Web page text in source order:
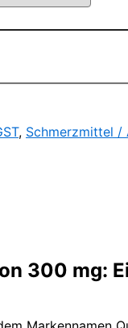
, Schmerzmittel /
300 mg: